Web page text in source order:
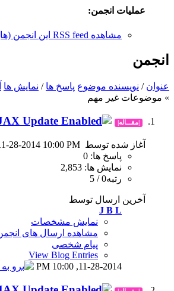
عملیات انجمن:
مشاهده RSS feed این انجمن (ها)
انجمن
عنوان / نویسنده موضوع پاسخ ها / نمایش ها
» موضوعات غیر مهم
|مقـــاله|
آغاز شده توسط 28-2014 10:00 PM
پاسخ ها: 0
نمایش ها: 2,853
رتبه0 / 5
آخرین ارسال توسط
J B L
نمایش مشخصات
مشاهده ارسال های
پیام شخصی
View Blog Entries
11-28-2014,
10:00 PM